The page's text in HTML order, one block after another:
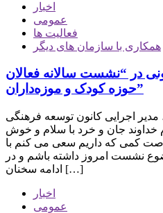
اخبار
عمومی
فعالیت ها
همکاری با سازمان های دیگر
در “نشست سالانه فعالان
حوزه کودک و موزه‌داران”
اجرایی کانون توسعه فرهنگی
خداوند جان و خرد با سلام و خوش
کمی که داریم سعی می کنم با
نشست امروز داشته باشم و در
ادامه سخنان […]
اخبار
عمومی